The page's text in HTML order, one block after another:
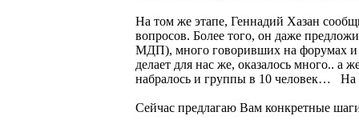
На том же этапе, Геннадий Хазан
вопросов. Более того, он даже
МДП), много говоривших на форумах и
делает для нас же, оказалось много.. а
набралось и группы в 10 человек… На
Сейчас предлагаю Вам конкретные